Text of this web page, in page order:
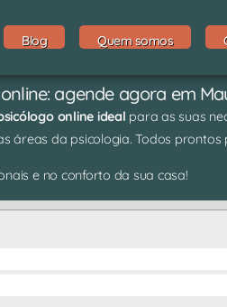
Blog Quem somos
agende agora em
online ideal para as suas
áreas da psicologia. Todos
e no conforto da sua casa!